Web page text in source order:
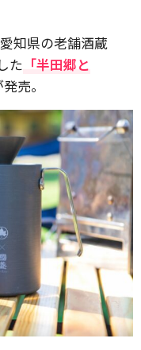
知県の老舗酒蔵
た 「半田郷と
売。